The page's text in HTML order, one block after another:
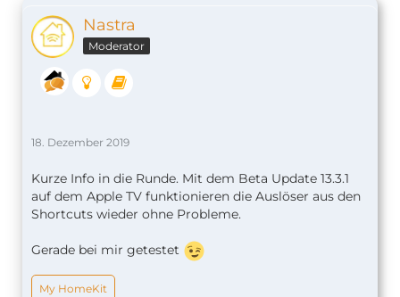
Nastra
Moderator
18. Dezember 2019
Kurze Info in die Runde. Mit dem Beta Update 13.3.1
auf dem Apple TV funktionieren die Auslöser aus den
Shortcuts wieder ohne Probleme.
Gerade bei mir getestet
My HomeKit